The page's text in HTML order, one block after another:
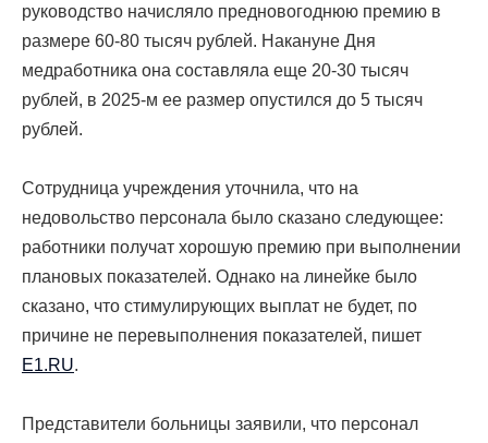
руководство начисляло предновогоднюю премию в
размере 60-80 тысяч рублей. Накануне Дня
медработника она составляла еще 20-30 тысяч
рублей, в 2025-м ее размер опустился до 5 тысяч
рублей.
Сотрудница учреждения уточнила, что на
недовольство персонала было сказано следующее:
работники получат хорошую премию при выполнении
плановых показателей. Однако на линейке было
сказано, что стимулирующих выплат не будет, по
причине не перевыполнения показателей, пишет
E1.RU.
Представители больницы заявили, что персонал